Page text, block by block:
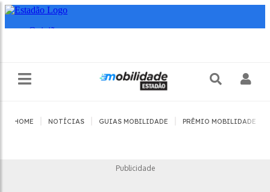
HOME NOTÍCIAS GUIAS MOBILIDADE PRÊMIO MOBILIDADE
Publicidade